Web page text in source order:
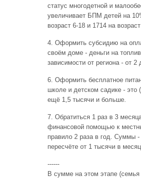
статус многодетной и
увеличивает БПМ детей на
возраст 6-18 и 1714 на возраст
4. Оформить субсидию на
своём доме - деньги на
зависимости от региона - от 2
6. Оформить бесплатное
школе и детском садике - это
ещё 1,5 тысячи и больше.
7. Обратиться 1 раз в 3
финансовой помощью к
правило 2 раза в год. Суммы -
пересчёте от 1 тысячи в
------
В сумме на этом этапе (семья